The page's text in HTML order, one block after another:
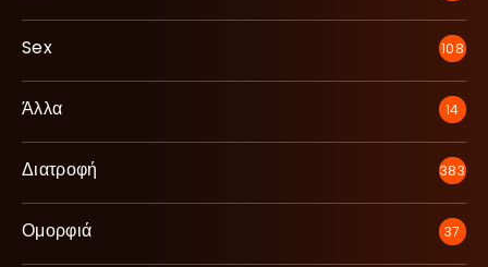
Sex 108
Άλλα 14
Διατροφή 383
Ομορφιά 37